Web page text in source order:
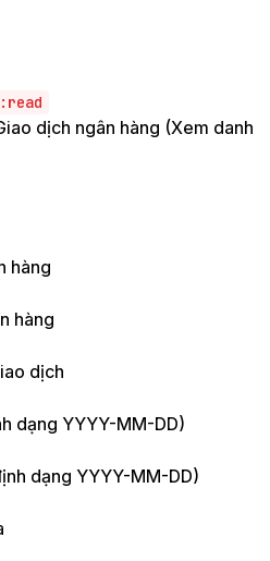
dịch ngân hàng (Xem danh
hàng
hàng
dịch
dạng YYYY-MM-DD)
dạng YYYY-MM-DD)